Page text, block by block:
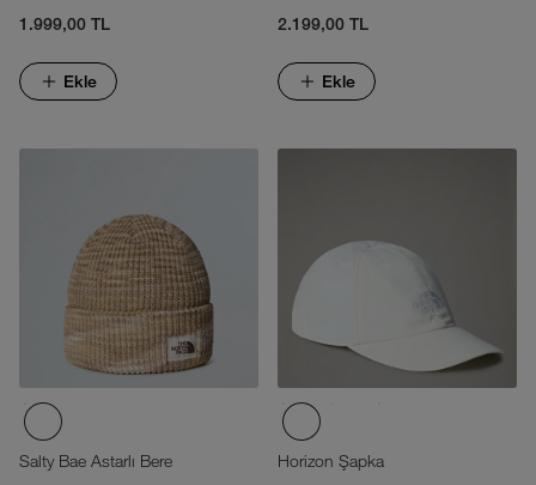
1.999,00 TL
Ekle
2.199,00 TL
Ekle
Salty Bae Astarlı Bere Horizon Şapka